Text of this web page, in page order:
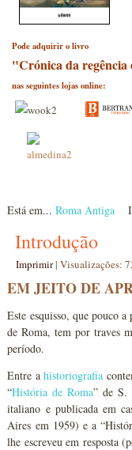
Pode adquirir o livro
"Crónica da
nas seguintes lojas online:
Está em...Roma Antiga
Introdução
Imprimir|Visualizações:
EM JEITO DE
Este esquisso, que pouco
de Roma, tem por traves
período.
Entre ahistoriografia
“História de Roma” de S.
italiano e publicada em
Aires em 1959) e a
lhe escreveu em resposta